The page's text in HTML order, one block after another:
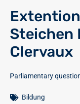
Steichen
Clervaux
Parliamentary
Bildung